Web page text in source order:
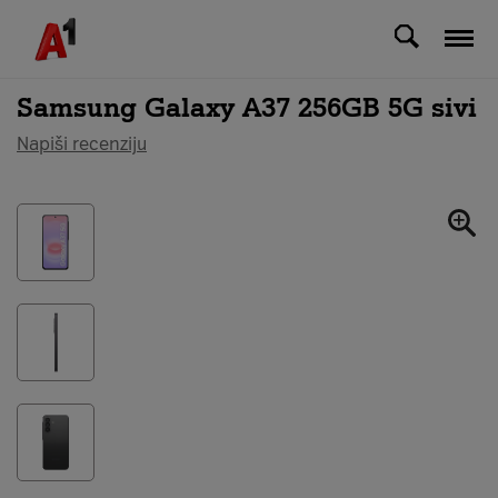
Svi uređaji
Samsung Galaxy A37 256GB 5G sivi
Napiši recenziju